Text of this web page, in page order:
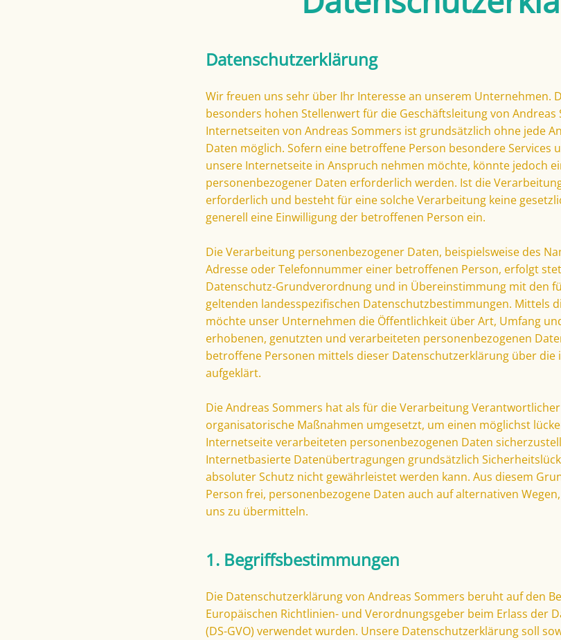
Datenschutzerklärung
Wir freuen uns sehr über Ihr Interesse an unserem Unternehmen.
besonders hohen Stellenwert für die Geschäftsleitung von Andreas
Internetseiten von Andreas Sommers ist grundsätzlich ohne jede
Daten möglich. Sofern eine betroffene Person besondere Services
unsere Internetseite in Anspruch nehmen möchte, könnte jedoch
personenbezogener Daten erforderlich werden. Ist die
erforderlich und besteht für eine solche Verarbeitung keine
generell eine Einwilligung der betroffenen Person ein.
Die Verarbeitung personenbezogener Daten, beispielsweise des
Adresse oder Telefonnummer einer betroffenen Person, erfolgt
Datenschutz-Grundverordnung und in Übereinstimmung mit den
geltenden landesspezifischen Datenschutzbestimmungen. Mittels
möchte unser Unternehmen die Öffentlichkeit über Art, Umfang
erhobenen, genutzten und verarbeiteten personenbezogenen
betroffene Personen mittels dieser Datenschutzerklärung über die
aufgeklärt.
Die Andreas Sommers hat als für die Verarbeitung
organisatorische Maßnahmen umgesetzt, um einen möglichst
Internetseite verarbeiteten personenbezogenen Daten
Internetbasierte Datenübertragungen grundsätzlich
absoluter Schutz nicht gewährleistet werden kann. Aus diesem
Person frei, personenbezogene Daten auch auf alternativen
uns zu übermitteln.
1. Begriffsbestimmungen
Die Datenschutzerklärung von Andreas Sommers beruht auf den
Europäischen Richtlinien- und Verordnungsgeber beim Erlass der
(DS-GVO) verwendet wurden. Unsere Datenschutzerklärung soll